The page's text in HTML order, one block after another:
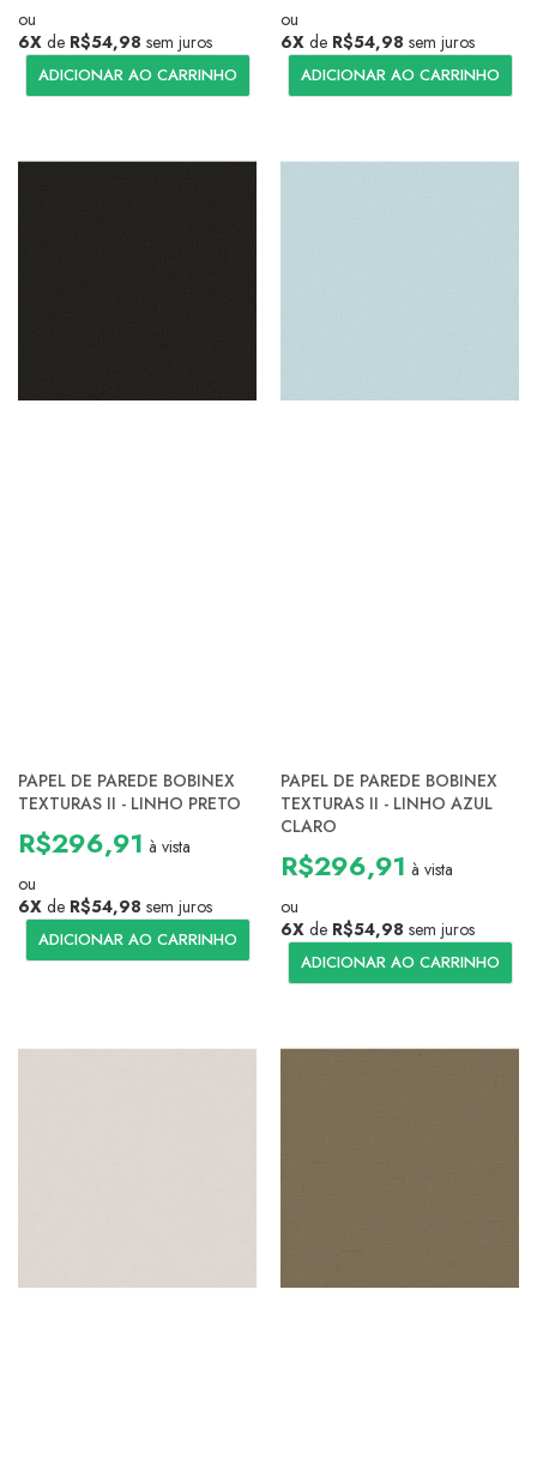
ou
6X de R$54,98 sem juros
ADICIONAR AO CARRINHO
ou
6X de R$54,98 sem juros
ADICIONAR AO CARRINHO
PAPEL DE PAREDE BOBINEX
TEXTURAS II - LINHO PRETO
R$296,91 à vista
ou
6X de R$54,98 sem juros
ADICIONAR AO CARRINHO
PAPEL DE PAREDE BOBINEX
TEXTURAS II - LINHO AZUL
CLARO
R$296,91 à vista
ou
6X de R$54,98 sem juros
ADICIONAR AO CARRINHO